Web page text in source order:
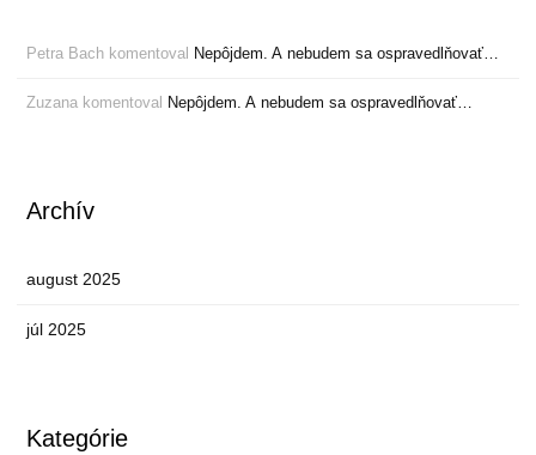
Petra Bach komentoval Nepôjdem. A nebudem sa ospravedlňovať…
Zuzana komentoval Nepôjdem. A nebudem sa ospravedlňovať…
Archív
august 2025
júl 2025
Kategórie